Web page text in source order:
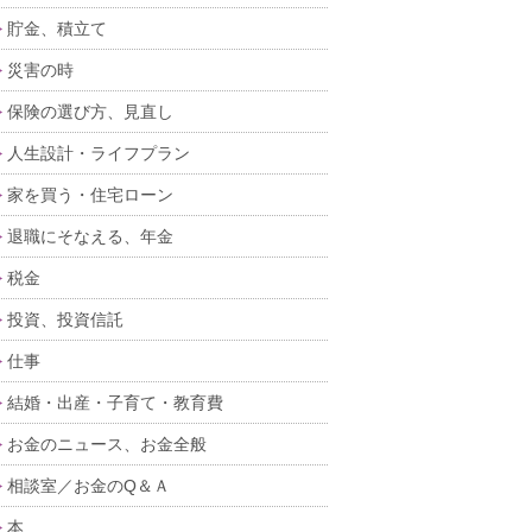
貯金、積立て
災害の時
保険の選び方、見直し
人生設計・ライフプラン
家を買う・住宅ローン
退職にそなえる、年金
税金
投資、投資信託
仕事
結婚・出産・子育て・教育費
お金のニュース、お金全般
相談室／お金のQ＆Ａ
本